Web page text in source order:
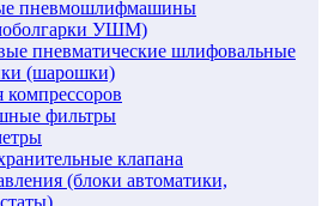
пневмошлифмашины
УШМ)
пневматические шлифовальные
(шарошки)
компрессоров
фильтры
клапана
(блоки автоматики,